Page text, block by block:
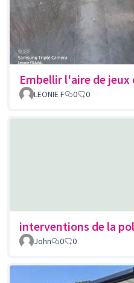
Embellir l'aire de jeux
LEONIE F 0 0
interventions de la
John 0 0